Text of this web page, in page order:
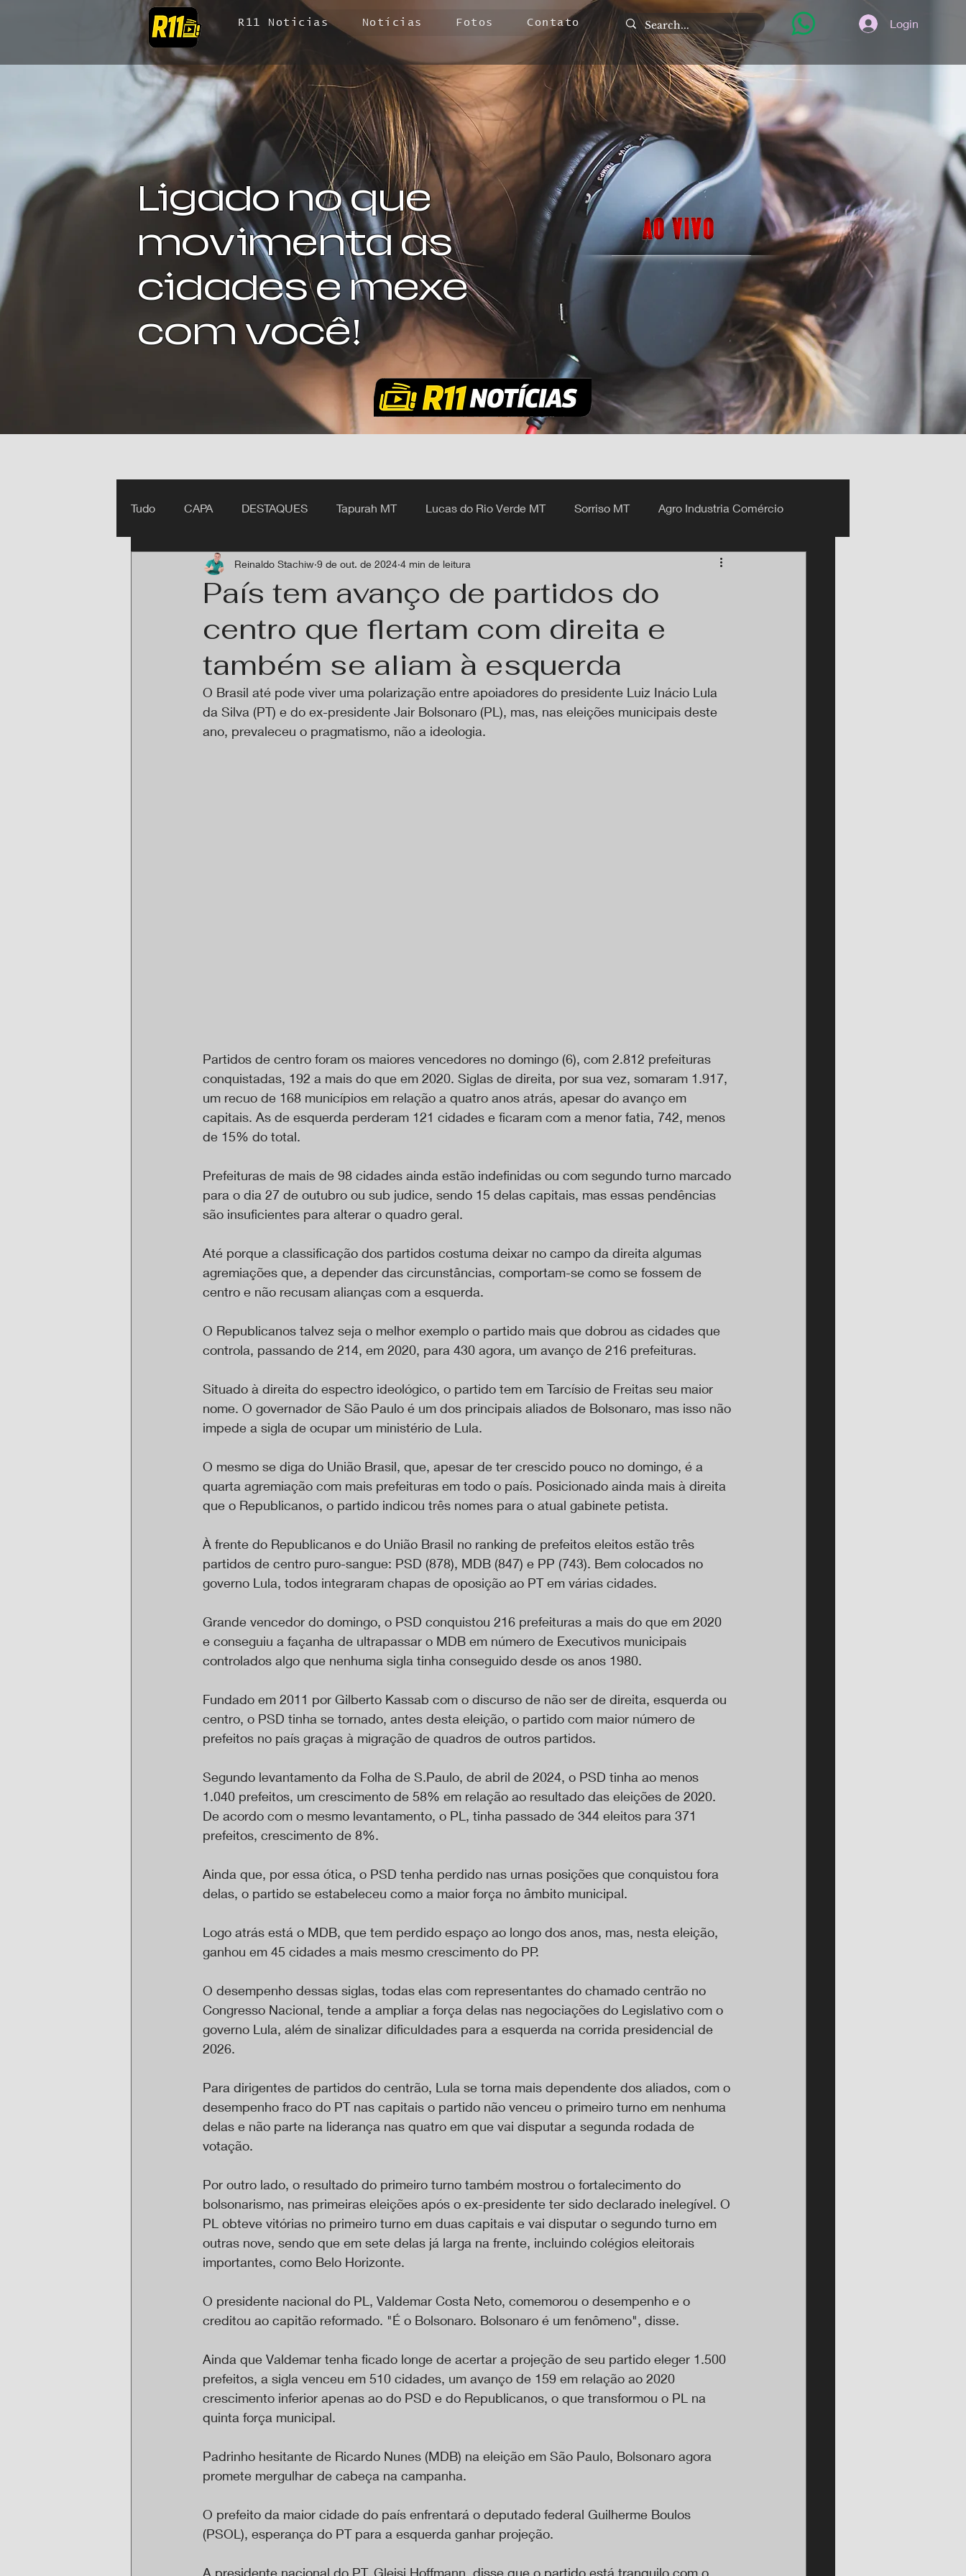
R11 Noticias Notícias Fotos Contato Login
Ligado no que
movimenta as
cidades e mexe
com você!
Tudo CAPA DESTAQUES Tapurah MT Lucas do Rio Verde MT Sorriso MT Agro Industria Comércio
Ipiranga do Norte MT Itanhangá MT
País tem avanço de partidos do
centro que flertam com direita e
também se aliam à esquerda
Reinaldo Stachiw 9 de out. de 2024 4 min de leitura
O Brasil até pode viver uma polarização entre apoiadores do presidente Luiz Inácio Lula
da Silva (PT) e do ex-presidente Jair Bolsonaro (PL), mas, nas eleições municipais deste
ano, prevaleceu o pragmatismo, não a ideologia.
Partidos de centro foram os maiores vencedores no domingo (6), com 2.812 prefeituras
conquistadas, 192 a mais do que em 2020. Siglas de direita, por sua vez, somaram 1.917,
um recuo de 168 municípios em relação a quatro anos atrás, apesar do avanço em
capitais. As de esquerda perderam 121 cidades e ficaram com a menor fatia, 742, menos
de 15% do total.
Prefeituras de mais de 98 cidades ainda estão indefinidas ou com segundo turno marcado
para o dia 27 de outubro ou sub judice, sendo 15 delas capitais, mas essas pendências
são insuficientes para alterar o quadro geral.
Até porque a classificação dos partidos costuma deixar no campo da direita algumas
agremiações que, a depender das circunstâncias, comportam-se como se fossem de
centro e não recusam alianças com a esquerda.
O Republicanos talvez seja o melhor exemplo o partido mais que dobrou as cidades que
controla, passando de 214, em 2020, para 430 agora, um avanço de 216 prefeituras.
Situado à direita do espectro ideológico, o partido tem em Tarcísio de Freitas seu maior
nome. O governador de São Paulo é um dos principais aliados de Bolsonaro, mas isso não
impede a sigla de ocupar um ministério de Lula.
O mesmo se diga do União Brasil, que, apesar de ter crescido pouco no domingo, é a
quarta agremiação com mais prefeituras em todo o país. Posicionado ainda mais à direita
que o Republicanos, o partido indicou três nomes para o atual gabinete petista.
À frente do Republicanos e do União Brasil no ranking de prefeitos eleitos estão três
partidos de centro puro-sangue: PSD (878), MDB (847) e PP (743). Bem colocados no
governo Lula, todos integraram chapas de oposição ao PT em várias cidades.
Grande vencedor do domingo, o PSD conquistou 216 prefeituras a mais do que em 2020
e conseguiu a façanha de ultrapassar o MDB em número de Executivos municipais
controlados algo que nenhuma sigla tinha conseguido desde os anos 1980.
Fundado em 2011 por Gilberto Kassab com o discurso de não ser de direita, esquerda ou
centro, o PSD tinha se tornado, antes desta eleição, o partido com maior número de
prefeitos no país graças à migração de quadros de outros partidos.
Segundo levantamento da Folha de S.Paulo, de abril de 2024, o PSD tinha ao menos
1.040 prefeitos, um crescimento de 58% em relação ao resultado das eleições de 2020.
De acordo com o mesmo levantamento, o PL, tinha passado de 344 eleitos para 371
prefeitos, crescimento de 8%.
Ainda que, por essa ótica, o PSD tenha perdido nas urnas posições que conquistou fora
delas, o partido se estabeleceu como a maior força no âmbito municipal.
Logo atrás está o MDB, que tem perdido espaço ao longo dos anos, mas, nesta eleição,
ganhou em 45 cidades a mais mesmo crescimento do PP.
O desempenho dessas siglas, todas elas com representantes do chamado centrão no
Congresso Nacional, tende a ampliar a força delas nas negociações do Legislativo com o
governo Lula, além de sinalizar dificuldades para a esquerda na corrida presidencial de
2026.
Para dirigentes de partidos do centrão, Lula se torna mais dependente dos aliados, com o
desempenho fraco do PT nas capitais o partido não venceu o primeiro turno em nenhuma
delas e não parte na liderança nas quatro em que vai disputar a segunda rodada de
votação.
Por outro lado, o resultado do primeiro turno também mostrou o fortalecimento do
bolsonarismo, nas primeiras eleições após o ex-presidente ter sido declarado inelegível. O
PL obteve vitórias no primeiro turno em duas capitais e vai disputar o segundo turno em
outras nove, sendo que em sete delas já larga na frente, incluindo colégios eleitorais
importantes, como Belo Horizonte.
O presidente nacional do PL, Valdemar Costa Neto, comemorou o desempenho e o
creditou ao capitão reformado. "É o Bolsonaro. Bolsonaro é um fenômeno", disse.
Ainda que Valdemar tenha ficado longe de acertar a projeção de seu partido eleger 1.500
prefeitos, a sigla venceu em 510 cidades, um avanço de 159 em relação ao 2020
crescimento inferior apenas ao do PSD e do Republicanos, o que transformou o PL na
quinta força municipal.
Padrinho hesitante de Ricardo Nunes (MDB) na eleição em São Paulo, Bolsonaro agora
promete mergulhar de cabeça na campanha.
O prefeito da maior cidade do país enfrentará o deputado federal Guilherme Boulos
(PSOL), esperança do PT para a esquerda ganhar projeção.
A presidente nacional do PT, Gleisi Hoffmann, disse que o partido está tranquilo com o